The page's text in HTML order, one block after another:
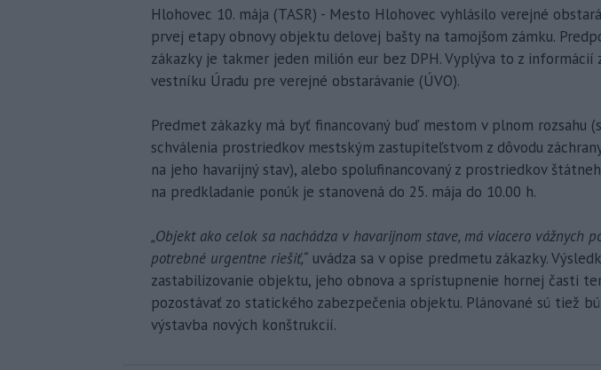
Hlohovec 10. mája (TASR) - Mesto Hlohovec vyhlásilo verejné
prvej etapy obnovy objektu delovej bašty na tamojšom zámku.
zákazky je takmer jeden milión eur bez DPH. Vyplýva to z informácií
vestníku Úradu pre verejné obstarávanie (ÚVO).
Predmet zákazky má byť financovaný buď mestom v plnom rozsahu
schválenia prostriedkov mestským zastupiteľstvom z dôvodu
na jeho havarijný stav), alebo spolufinancovaný z prostriedkov
na predkladanie ponúk je stanovená do 25. mája do 10.00 h.
„Objekt ako celok sa nachádza v havarijnom stave, má viacero vážnych
potrebné urgentne riešiť,“ uvádza sa v opise predmetu zákazky.
zastabilizovanie objektu, jeho obnova a sprístupnenie hornej časti
pozostávať zo statického zabezpečenia objektu. Plánované sú tiež
výstavba nových konštrukcií.